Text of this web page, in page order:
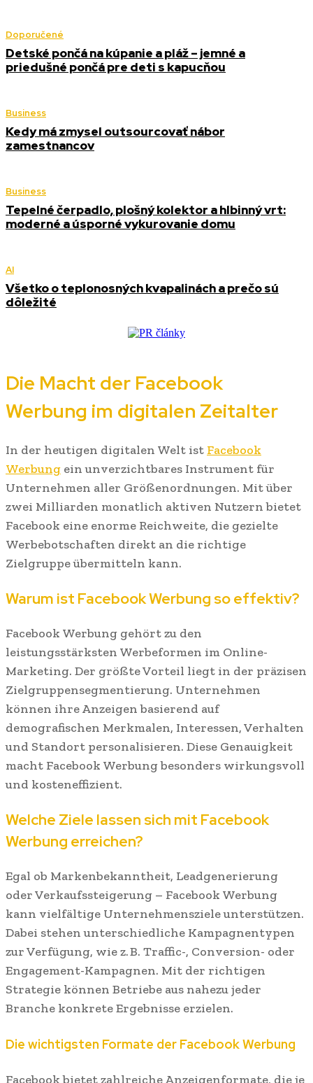
Doporučené
Detské pončá na kúpanie a pláž – jemné a
priedušné pončá pre deti s kapucňou
Business
Kedy má zmysel outsourcovať nábor
zamestnancov
Business
Tepelné čerpadlo, plošný kolektor a hlbinný vrt:
moderné a úsporné vykurovanie domu
AI
Všetko o teplonosných kvapalinách a prečo sú
dôležité
Die Macht der Facebook
Werbung im digitalen Zeitalter
In der heutigen digitalen Welt ist Facebook
Werbung ein unverzichtbares Instrument für
Unternehmen aller Größenordnungen. Mit über
zwei Milliarden monatlich aktiven Nutzern bietet
Facebook eine enorme Reichweite, die gezielte
Werbebotschaften direkt an die richtige
Zielgruppe übermitteln kann.
Warum ist Facebook Werbung so effektiv?
Facebook Werbung gehört zu den
leistungsstärksten Werbeformen im Online-
Marketing. Der größte Vorteil liegt in der präzisen
Zielgruppensegmentierung. Unternehmen
können ihre Anzeigen basierend auf
demografischen Merkmalen, Interessen, Verhalten
und Standort personalisieren. Diese Genauigkeit
macht Facebook Werbung besonders wirkungsvoll
und kosteneffizient.
Welche Ziele lassen sich mit Facebook
Werbung erreichen?
Egal ob Markenbekanntheit, Leadgenerierung
oder Verkaufssteigerung – Facebook Werbung
kann vielfältige Unternehmensziele unterstützen.
Dabei stehen unterschiedliche Kampagnentypen
zur Verfügung, wie z. B. Traffic-, Conversion- oder
Engagement-Kampagnen. Mit der richtigen
Strategie können Betriebe aus nahezu jeder
Branche konkrete Ergebnisse erzielen.
Die wichtigsten Formate der Facebook Werbung
Facebook bietet zahlreiche Anzeigenformate, die je